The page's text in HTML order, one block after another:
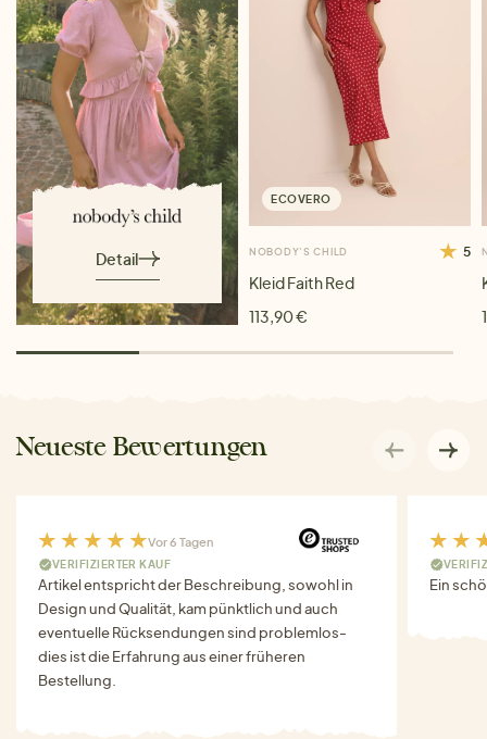
Detail
ECOVERO
NOBODY'S CHILD 5
Kleid Faith Red
113,90 €
Neueste Bewertungen
Vor 6 Tagen
VERIFIZIERTER KAUF
Artikel entspricht der Beschreibung, sowohl in
Design und Qualität, kam pünktlich und auch
eventuelle Rücksendungen sind problemlos-
dies ist die Erfahrung aus einer früheren
Bestellung.
Ein